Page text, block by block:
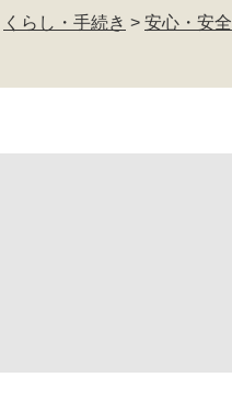
くらし・手続き > 安心・安全